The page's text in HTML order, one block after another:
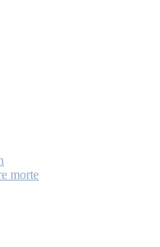
mor­te